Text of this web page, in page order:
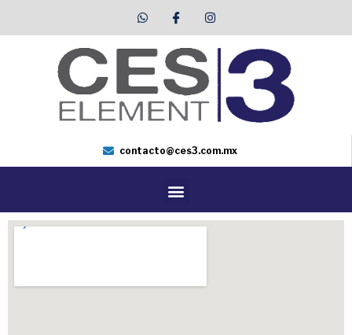
contacto@ces3.com.mx